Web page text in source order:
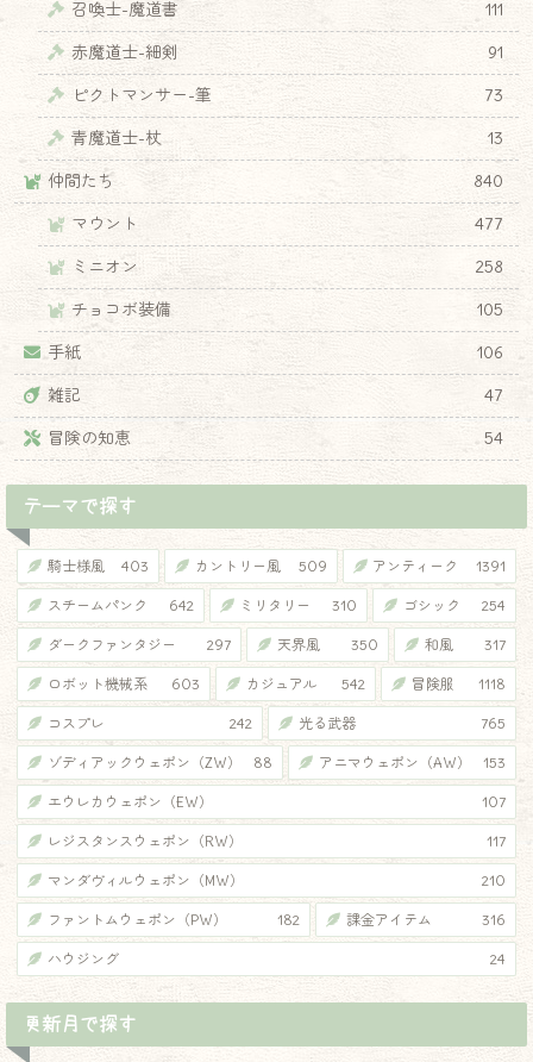
召喚士-魔道書
111
赤魔道士-細剣
91
ピクトマンサー-筆
73
青魔道士-杖
13
仲間たち
840
マウント
477
ミニオン
258
チョコボ装備
105
手紙
106
雑記
47
冒険の知恵
54
テーマで探す
騎士様風 403 カントリー風 509 アンティーク 1391
スチームパンク 642 ミリタリー 310 ゴシック 254
ダークファンタジー 297 天界風 350 和風 317
ロボット機械系 603 カジュアル 542 冒険服 1118
コスプレ 242 光る武器 765
ゾディアックウェポン（ZW） 88 アニマウェポン（AW） 153
エウレカウェポン（EW） 107
レジスタンスウェポン（RW） 117
マンダヴィルウェポン（MW） 210
ファントムウェポン（PW） 182 課金アイテム 316
ハウジング 24
更新月で探す